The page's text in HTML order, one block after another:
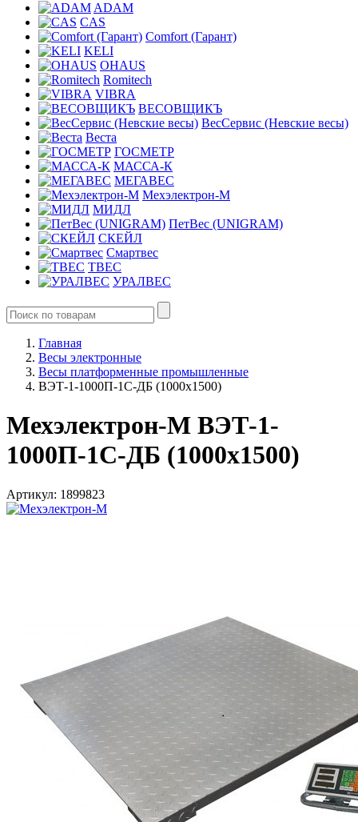
ADAM
CAS
Comfort (Гарант)
KELI
OHAUS
Romitech
VIBRA
ВЕСОВЩИКЪ
ВесСервис (Невские весы)
Веста
ГОСМЕТР
МАССА-К
МЕГАВЕС
Мехэлектрон-М
МИДЛ
ПетВес (UNIGRAM)
СКЕЙЛ
Смартвес
ТВЕС
УРАЛВЕС
Главная
Весы электронные
Весы платформенные промышленные
ВЭТ-1-1000П-1С-ДБ (1000х1500)
Мехэлектрон-М ВЭТ-1-
1000П-1С-ДБ (1000х1500)
Артикул: 1899823